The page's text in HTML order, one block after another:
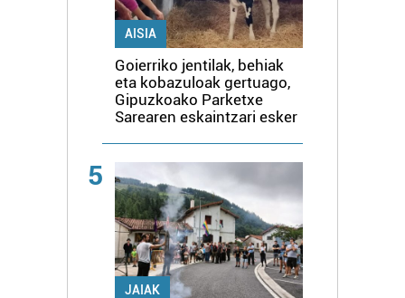
AISIA
Goierriko jentilak, behiak
eta kobazuloak gertuago,
Gipuzkoako Parketxe
Sarearen eskaintzari esker
5
JAIAK